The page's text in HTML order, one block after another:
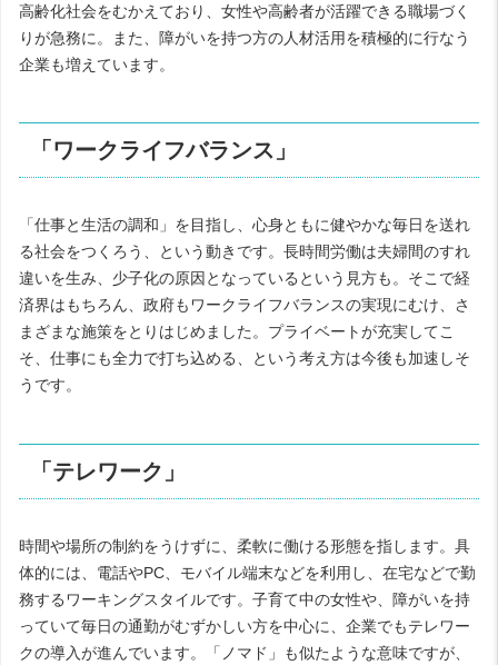
高齢化社会をむかえており、女性や高齢者が活躍できる職場づく
りが急務に。また、障がいを持つ方の人材活用を積極的に行なう
企業も増えています。
「ワークライフバランス」
「仕事と生活の調和」を目指し、心身ともに健やかな毎日を送れ
る社会をつくろう、という動きです。長時間労働は夫婦間のすれ
違いを生み、少子化の原因となっているという見方も。そこで経
済界はもちろん、政府もワークライフバランスの実現にむけ、さ
まざまな施策をとりはじめました。プライベートが充実してこ
そ、仕事にも全力で打ち込める、という考え方は今後も加速しそ
うです。
「テレワーク」
時間や場所の制約をうけずに、柔軟に働ける形態を指します。具
体的には、電話やPC、モバイル端末などを利用し、在宅などで勤
務するワーキングスタイルです。子育て中の女性や、障がいを持
っていて毎日の通勤がむずかしい方を中心に、企業でもテレワー
クの導入が進んでいます。「ノマド」も似たような意味ですが、